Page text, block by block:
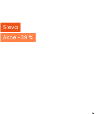
Sleva
-39 %